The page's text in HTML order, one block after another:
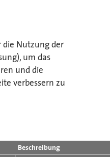
die Nutzung der
um das
und die
verbessern zu
Beschreibung